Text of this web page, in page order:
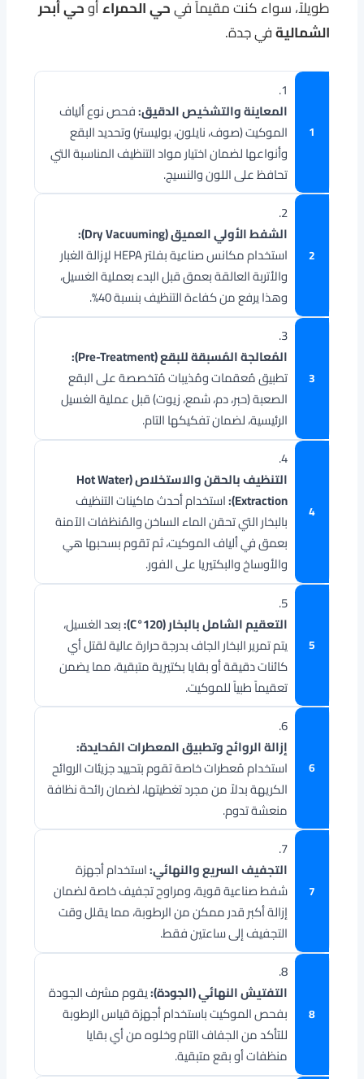
طويلاً، سواء كنت مقيماً فيحي الحمراءأوحي أبحر
الشماليةفي جدة.
1.
المعاينة والتشخيص الدقيق:فحص نوع ألياف
الموكيت (صوف، نايلون، بوليستر) وتحديد البقع
وأنواعها لضمان اختيار مواد التنظيف المناسبة التي
تحافظ على اللون والنسيج.
2.
الشفط الأولي العميق (Dry Vacuuming):
استخدام مكانس صناعية بفلتر HEPA لإزالة الغبار
والأتربة العالقة بعمق قبل البدء بعملية الغسيل،
وهذا يرفع من كفاءة التنظيف بنسبة 40%.
3.
المُعالجة المُسبقة للبقع (Pre-Treatment):
تطبيق مُعقمات ومُذيبات مُتخصصة على البقع
الصعبة (حبر، دم، شمع، زيوت) قبل عملية الغسيل
الرئيسية، لضمان تفكيكها التام.
4.
التنظيف بالحقن والاستخلاص (Hot Water
Extraction): استخدام أحدث ماكينات التنظيف
بالبخار التي تحقن الماء الساخن والمُنظفات الآمنة
بعمق في ألياف الموكيت، ثم تقوم بسحبها هي
والأوساخ والبكتيريا على الفور.
5.
التعقيم الشامل بالبخار (120°C):
بعد الغسيل،
يتم تمرير البخار الجاف بدرجة حرارة عالية لقتل أي
كائنات دقيقة أو بقايا بكتيرية متبقية، مما يضمن
تعقيماً طبياً للموكيت.
6.
إزالة الروائح وتطبيق المعطرات المُحايدة:
استخدام مُعطرات خاصة تقوم بتحييد جزيئات الروائح
الكريهة بدلاً من مجرد تغطيتها، لضمان رائحة نظافة
منعشة تدوم.
7.
التجفيف السريع والنهائي:استخدام أجهزة
شفط صناعية قوية، ومراوح تجفيف خاصة لضمان
إزالة أكبر قدر ممكن من الرطوبة، مما يقلل وقت
التجفيف إلى ساعتين فقط.
8.
التفتيش النهائي (الجودة):يقوم مشرف الجودة
بفحص الموكيت باستخدام أجهزة قياس الرطوبة
للتأكد من الجفاف التام وخلوه من أي بقايا
منظفات أو بقع متبقية.